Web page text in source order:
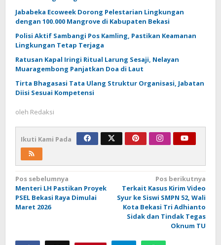
Jababeka Ecoweek Dorong Pelestarian Lingkungan
dengan 100.000 Mangrove di Kabupaten Bekasi
Polisi Aktif Sambangi Pos Kamling, Pastikan Keamanan
Lingkungan Tetap Terjaga
Ratusan Kapal Iringi Ritual Larung Sesaji, Nelayan
Muaragembong Panjatkan Doa di Laut
Tirta Bhagasasi Tata Ulang Struktur Organisasi, Jabatan
Diisi Sesuai Kompetensi
oleh Redaksi
Ikuti Kami Pada
Navigasi
pos
Pos sebelumnya
Menteri LH Pastikan Proyek
PSEL Bekasi Raya Dimulai
Maret 2026
Pos berikutnya
Terkait Kasus Kirim Video
Syur ke Siswi SMPN 52, Wali
Kota Bekasi Tri Adhianto
Sidak dan Tindak Tegas
Oknum TU